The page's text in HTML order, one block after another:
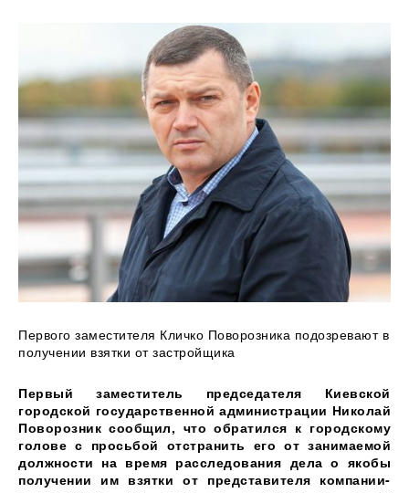
Первого заместителя Кличко Поворозника подозревают в
получении взятки от застройщика
Первый заместитель председателя Киевской
городской государственной администрации Николай
Поворозник сообщил, что обратился к городскому
голове с просьбой отстранить его от занимаемой
должности на время расследования дела о якобы
получении им взятки от представителя компании-